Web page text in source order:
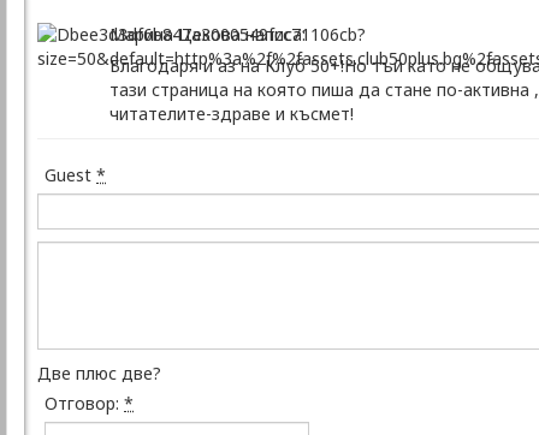
Марина Цекова написа:
Благодаря и аз на Клуб 50+!Но тъй като не
тази страница на която пиша да стане по-
читателите-здраве и късмет!
Guest *
Две плюс две?
Отговор: *